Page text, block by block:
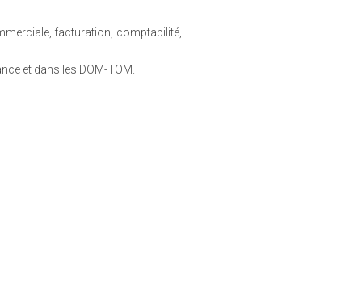
facturation, comptabilité,
et dans les DOM-TOM.